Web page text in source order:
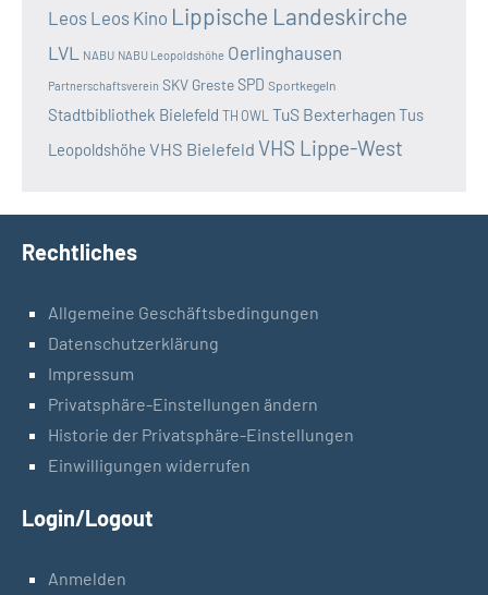
Leos Leos Kino Lippische Landeskirche
LVL NABU NABU Leopoldshöhe Oerlinghausen
Partnerschaftsverein SKV GresteSPD Sportkegeln
Stadtbibliothek Bielefeld TH OWL TuS BexterhagenTus
Leopoldshöhe VHS Bielefeld VHS Lippe-West
Rechtliches
Allgemeine Geschäftsbedingungen
Datenschutzerklärung
Impressum
Privatsphäre-Einstellungen ändern
Historie der Privatsphäre-Einstellungen
Einwilligungen widerrufen
Login/Logout
Anmelden